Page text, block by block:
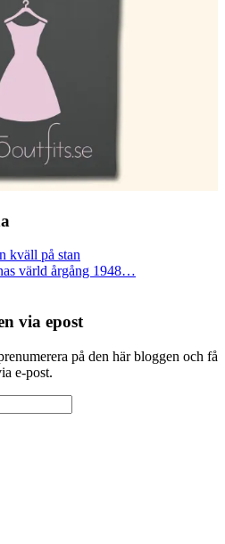
kväll på stan
värld årgång 1948…
via epost
på den här bloggen och få
e-post.